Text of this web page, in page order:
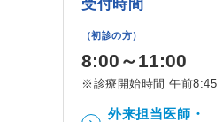
受付時間
（初診の方）
8:00～11:00
※診療開始時間 午前8:45
外来担当医師・